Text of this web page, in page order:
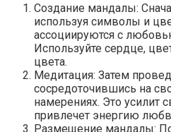
Создание мандалы:
используя символы и
ассоциируются с
Используйте сердце,
цвета.
Медитация: Затем
сосредоточившись на
намерениях. Это усилит
привлечет энергию
Размещение мандалы: